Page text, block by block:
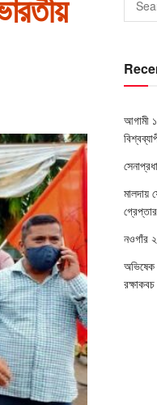
আগামী
মালদায়
নওগাঁর
অভিষেক
রক্ষাকবচ